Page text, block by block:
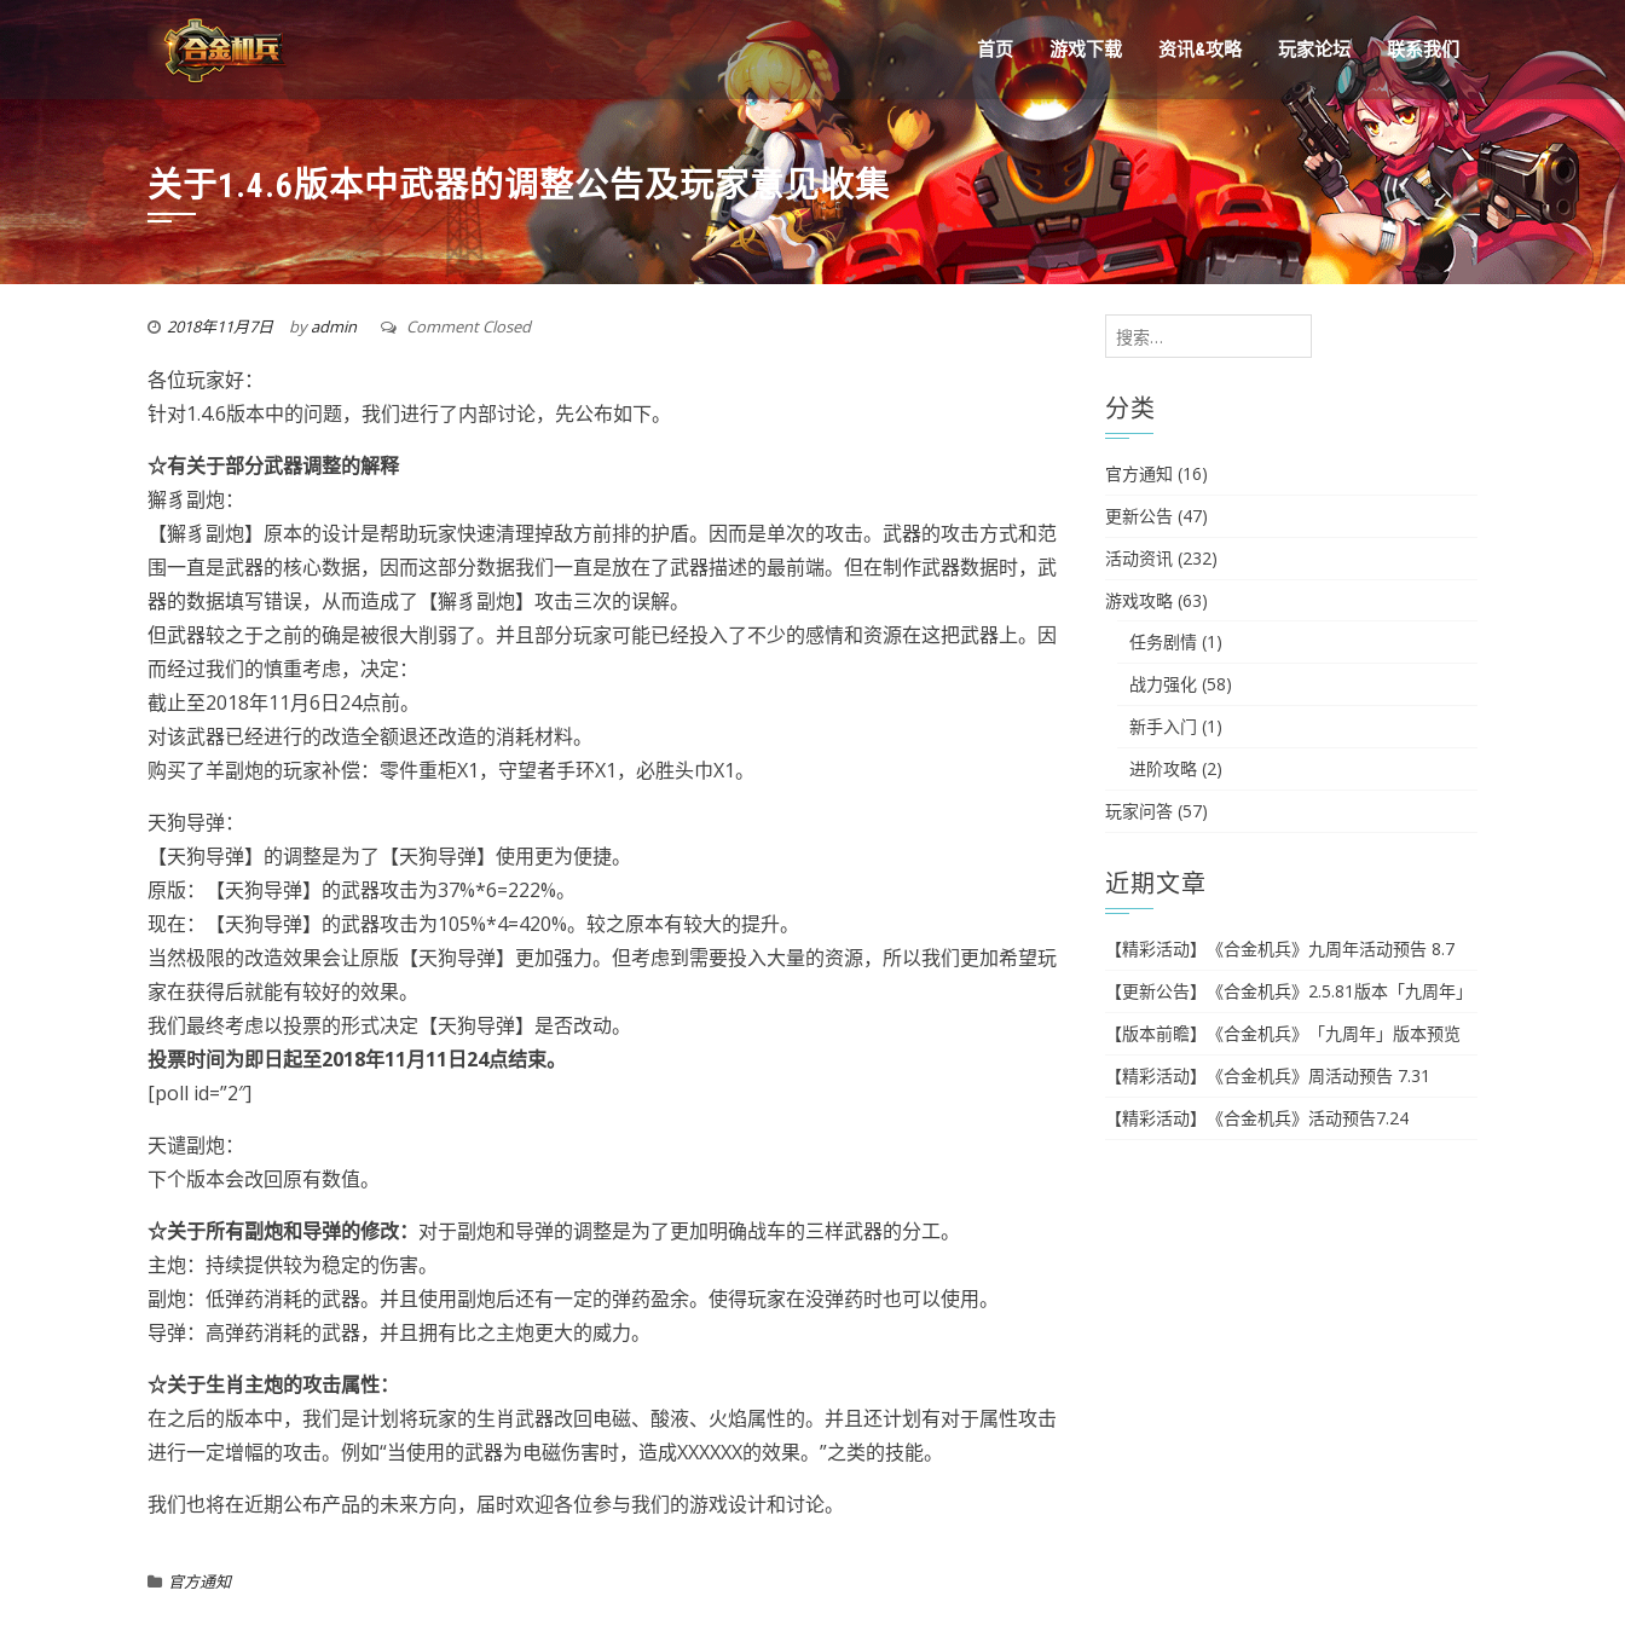
首页 游戏下载 资讯&攻略 玩家论坛 联系我们
关于1.4.6版本中武器的调整公告及玩家意见收集
2018年11月7日 byadmin Comment Closed
各位玩家好：
针对1.4.6版本中的问题，我们进行了内部讨论，先公布如下。
☆有关于部分武器调整的解释
獬豸副炮：
【獬豸副炮】原本的设计是帮助玩家快速清理掉敌方前排的护盾。因而是单次的攻击。武器的攻击方式和范
围一直是武器的核心数据，因而这部分数据我们一直是放在了武器描述的最前端。但在制作武器数据时，武
器的数据填写错误，从而造成了【獬豸副炮】攻击三次的误解。
但武器较之于之前的确是被很大削弱了。并且部分玩家可能已经投入了不少的感情和资源在这把武器上。因
而经过我们的慎重考虑，决定：
截止至2018年11月6日24点前。
对该武器已经进行的改造全额退还改造的消耗材料。
购买了羊副炮的玩家补偿：零件重柜X1，守望者手环X1，必胜头巾X1。
天狗导弹：
【天狗导弹】的调整是为了【天狗导弹】使用更为便捷。
原版：【天狗导弹】的武器攻击为37%*6=222%。
现在：【天狗导弹】的武器攻击为105%*4=420%。较之原本有较大的提升。
当然极限的改造效果会让原版【天狗导弹】更加强力。但考虑到需要投入大量的资源，所以我们更加希望玩
家在获得后就能有较好的效果。
我们最终考虑以投票的形式决定【天狗导弹】是否改动。
投票时间为即日起至2018年11月11日24点结束。
[poll id=”2″]
天谴副炮：
下个版本会改回原有数值。
☆关于所有副炮和导弹的修改： 对于副炮和导弹的调整是为了更加明确战车的三样武器的分工。
主炮：持续提供较为稳定的伤害。
副炮：低弹药消耗的武器。并且使用副炮后还有一定的弹药盈余。使得玩家在没弹药时也可以使用。
导弹：高弹药消耗的武器，并且拥有比之主炮更大的威力。
☆关于生肖主炮的攻击属性：
在之后的版本中，我们是计划将玩家的生肖武器改回电磁、酸液、火焰属性的。并且还计划有对于属性攻击
进行一定增幅的攻击。例如“当使用的武器为电磁伤害时，造成XXXXXX的效果。”之类的技能。
我们也将在近期公布产品的未来方向，届时欢迎各位参与我们的游戏设计和讨论。
官方通知
搜
索：
分类
官方通知 (16)
更新公告 (47)
活动资讯 (232)
游戏攻略 (63)
任务剧情 (1)
战力强化 (58)
新手入门 (1)
进阶攻略 (2)
玩家问答 (57)
近期文章
【精彩活动】《合金机兵》九周年活动预告 8.7
【更新公告】《合金机兵》2.5.81版本「九周年」
【版本前瞻】《合金机兵》「九周年」版本预览
【精彩活动】《合金机兵》周活动预告 7.31
【精彩活动】《合金机兵》活动预告7.24